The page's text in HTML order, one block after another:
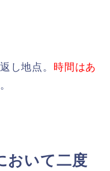
し地点。 時間はあ
おいて二度